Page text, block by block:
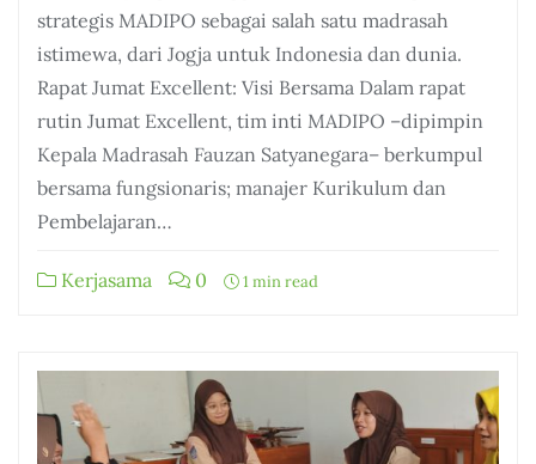
strategis MADIPO sebagai salah satu madrasah
istimewa, dari Jogja untuk Indonesia dan dunia.
Rapat Jumat Excellent: Visi Bersama Dalam rapat
rutin Jumat Excellent, tim inti MADIPO –dipimpin
Kepala Madrasah Fauzan Satyanegara– berkumpul
bersama fungsionaris; manajer Kurikulum dan
Pembelajaran…
Kerjasama 0 1 min read